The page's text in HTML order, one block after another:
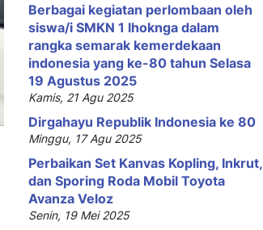
Berbagai kegiatan perlombaan oleh
siswa/i SMKN 1 lhoknga dalam
rangka semarak kemerdekaan
indonesia yang ke-80 tahun Selasa
19 Agustus 2025
Kamis, 21 Agu 2025
Dirgahayu Republik Indonesia ke 80
Minggu, 17 Agu 2025
Perbaikan Set Kanvas Kopling, Inkrut,
dan Sporing Roda Mobil Toyota
Avanza Veloz
Senin, 19 Mei 2025